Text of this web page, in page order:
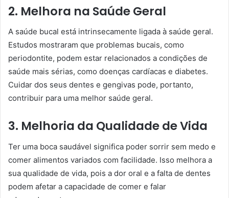
2. Melhora na Saúde Geral
A saúde bucal está intrinsecamente ligada à saúde geral.
Estudos mostraram que problemas bucais, como
periodontite, podem estar relacionados a condições de
saúde mais sérias, como doenças cardíacas e diabetes.
Cuidar dos seus dentes e gengivas pode, portanto,
contribuir para uma melhor saúde geral.
3. Melhoria da Qualidade de Vida
Ter uma boca saudável significa poder sorrir sem medo e
comer alimentos variados com facilidade. Isso melhora a
sua qualidade de vida, pois a dor oral e a falta de dentes
podem afetar a capacidade de comer e falar